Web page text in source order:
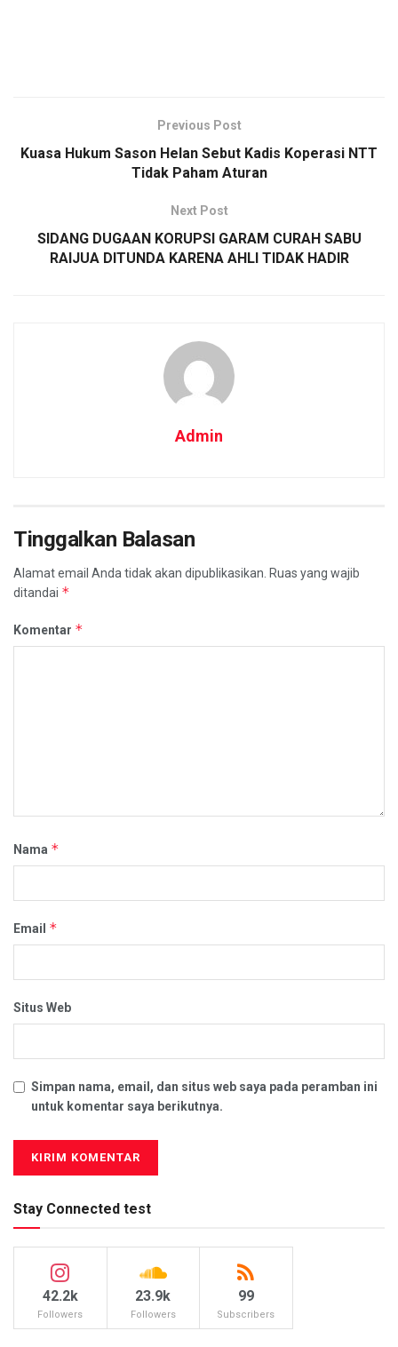
Previous Post
Kuasa Hukum Sason Helan Sebut Kadis Koperasi NTT
Tidak Paham Aturan
Next Post
SIDANG DUGAAN KORUPSI GARAM CURAH SABU
RAIJUA DITUNDA KARENA AHLI TIDAK HADIR
Admin
Tinggalkan Balasan
Alamat email Anda tidak akan dipublikasikan. Ruas yang wajib
ditandai *
Komentar *
Nama *
Email *
Situs Web
Simpan nama, email, dan situs web saya pada peramban ini
untuk komentar saya berikutnya.
Stay Connected test
42.2k
Followers
23.9k
Followers
99
Subscribers